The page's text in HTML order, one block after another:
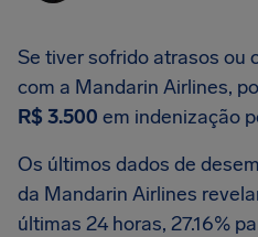
Se tiver sofrido atrasos ou
com a Mandarin Airlines,
R$ 3.500 em indenização
Os últimos dados de
da Mandarin Airlines
últimas 24 horas, 27.16%